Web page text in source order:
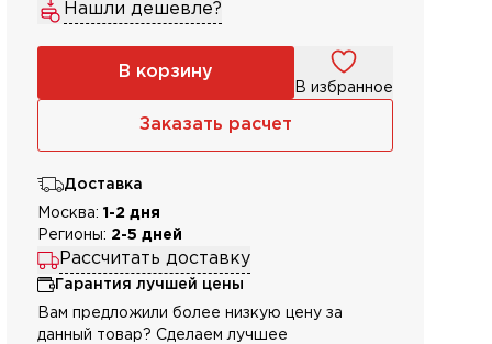
Нашли дешевле?
В корзину
В избранное
Заказать расчет
Доставка
Москва: 1-2 дня
Регионы: 2-5 дней
Рассчитать доставку
Гарантия лучшей цены
Вам предложили более низкую цену за
данный товар? Сделаем лучшее